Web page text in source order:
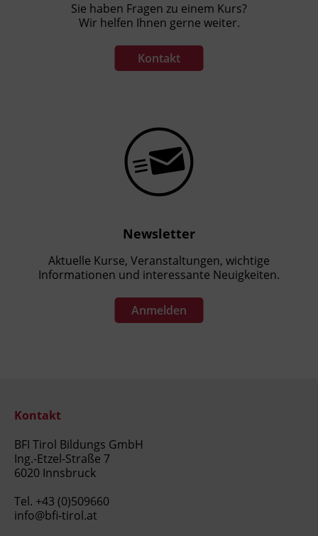
Sie haben Fragen zu einem Kurs?
Wir helfen Ihnen gerne weiter.
Kontakt
Newsletter
Aktuelle Kurse, Veranstaltungen, wichtige
Informationen und interessante Neuigkeiten.
Anmelden
Kontakt
BFI Tirol Bildungs GmbH
Ing.-Etzel-Straße 7
6020 Innsbruck
Tel. +43 (0)509660
info@bfi-tirol.at